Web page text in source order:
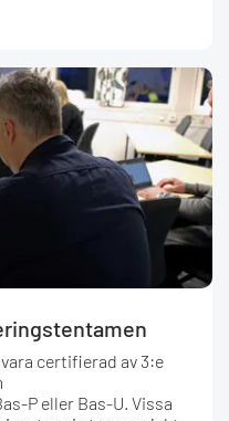
certifierad av 3:e
P eller Bas-U. Vissa